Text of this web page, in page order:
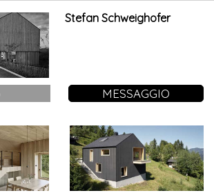
Stefan Schweighofer
MESSAGGIO